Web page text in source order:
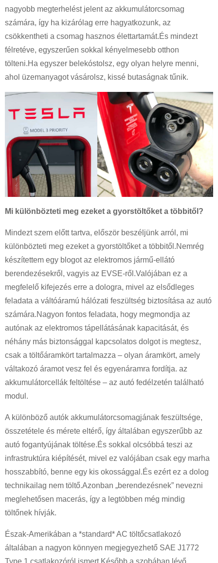
nagyobb megterhelést jelent az akkumulátorcsomag
számára, így ha kizárólag erre hagyatkozunk, az
csökkentheti a csomag hasznos élettartamát.És mindezt
félretéve, egyszerűen sokkal kényelmesebb otthon
tölteni.Ha egyszer belekóstolsz, egy olyan helyre menni,
ahol üzemanyagot vásárolsz, kissé butaságnak tűnik.
Mi különbözteti meg ezeket a gyorstöltőket a többitől?
Mindezt szem előtt tartva, először beszéljünk arról, mi
különbözteti meg ezeket a gyorstöltőket a többitől.Nemrég
készítettem egy blogot az elektromos jármű-ellátó
berendezésekről, vagyis az EVSE-ről.Valójában ez a
megfelelő kifejezés erre a dologra, mivel az elsődleges
feladata a váltóáramú hálózati feszültség biztosítása az autó
számára.Nagyon fontos feladata, hogy megmondja az
autónak az elektromos tápellátásának kapacitását, és
néhány más biztonsággal kapcsolatos dolgot is megtesz,
csak a töltőáramkört tartalmazza – olyan áramkört, amely
váltakozó áramot vesz fel és egyenáramra fordítja. az
akkumulátorcellák feltöltése – az autó fedélzetén található
modul.
A különböző autók akkumulátorcsomagjának feszültsége,
összetétele és mérete eltérő, így általában egyszerűbb az
autó fogantyújának töltése.És sokkal olcsóbbá teszi az
infrastruktúra kiépítését, mivel ez valójában csak egy marha
hosszabbító, benne egy kis okossággal.És ezért ez a dolog
technikailag nem töltő.Azonban „berendezésnek” nevezni
meglehetősen macerás, így a legtöbben még mindig
töltőnek hívják.
Észak-Amerikában a *standard* AC töltőcsatlakozó
általában a nagyon könnyen megjegyezhető SAE J1772